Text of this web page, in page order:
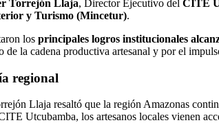
Torrejón Llaja, Director Ejecutivo del CITE
y Turismo (Mincetur).
los principales logros institucionales
la cadena productiva artesanal y por el
regional
Llaja resaltó que la región Amazonas
Utcubamba, los artesanos locales vienen